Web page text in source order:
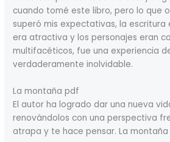
cuando tomé este libro, pero lo que
superó mis expectativas, la escritura
era atractiva y los personajes eran
multifacéticos, fue una experiencia
verdaderamente inolvidable.
La montaña pdf
El autor ha logrado dar una nueva
renovándolos con una perspectiva
atrapa y te hace pensar. La montaña